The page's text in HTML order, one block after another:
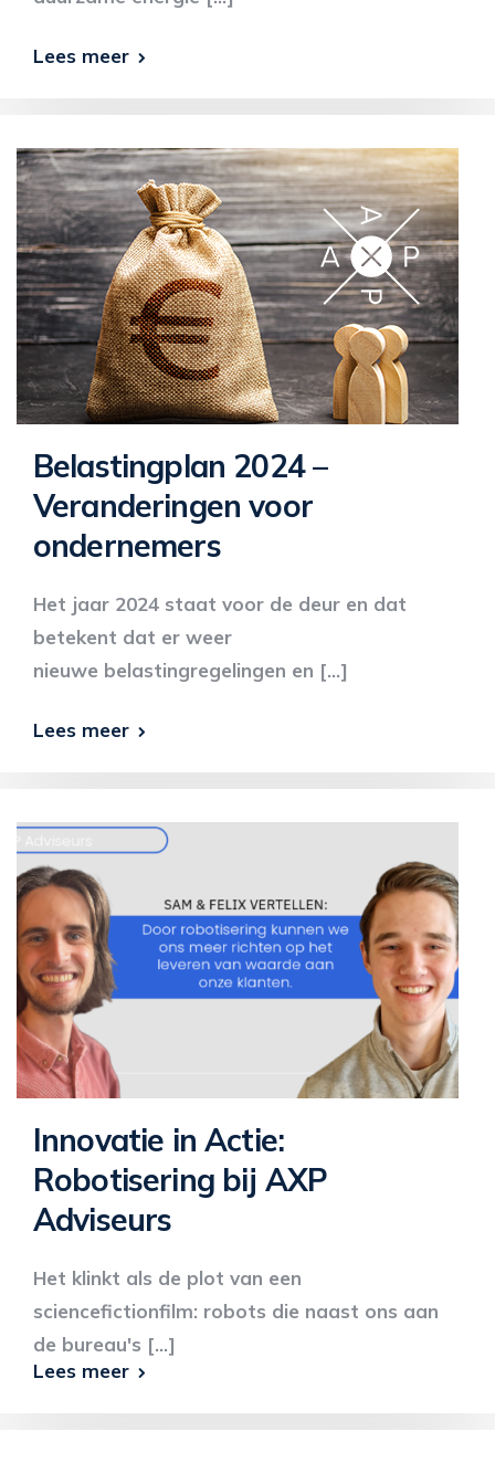
Lees meer
Belastingplan 2024 –
Veranderingen voor
ondernemers
Het jaar 2024 staat voor de deur en dat
betekent dat er weer
nieuwe belastingregelingen en […]
Lees meer
Innovatie in Actie:
Robotisering bij AXP
Adviseurs
Het klinkt als de plot van een
sciencefictionfilm: robots die naast ons aan
de bureau's [...]
Lees meer